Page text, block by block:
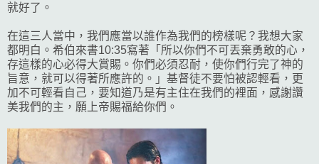
就好了。
在這三人當中，我們應當以誰作為我們的榜樣呢？我想大家
都明白。希伯來書10:35寫著「所以你們不可丟棄勇敢的心，
存這樣的心必得大賞賜。你們必須忍耐，使你們行完了神的
旨意，就可以得著所應許的。」基督徒不要怕被認輕看，更
加不可輕看自己，要知道乃是有主住在我們的裡面，感謝讚
美我們的主，願上帝賜福給你們。